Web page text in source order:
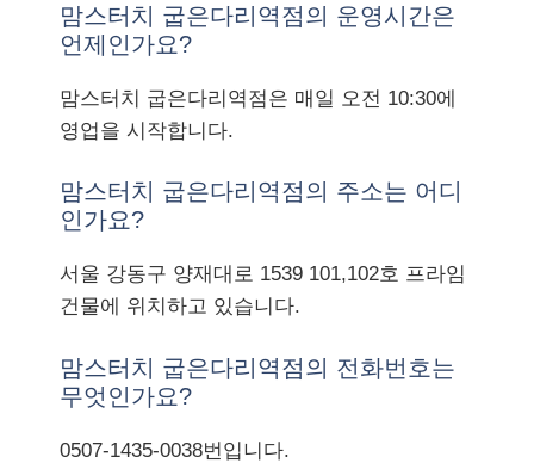
맘스터치 굽은다리역점의 운영시간은
언제인가요?
맘스터치 굽은다리역점은 매일 오전 10:30에
영업을 시작합니다.
맘스터치 굽은다리역점의 주소는 어디
인가요?
서울 강동구 양재대로 1539 101,102호 프라임
건물에 위치하고 있습니다.
맘스터치 굽은다리역점의 전화번호는
무엇인가요?
0507-1435-0038번입니다.